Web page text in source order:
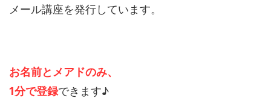
メール講座を発行しています。
お名前とメアドのみ、
1分で登録できます♪